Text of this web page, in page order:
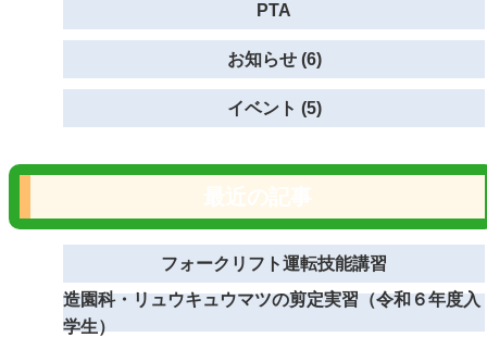
PTA
お知らせ (6)
イベント (5)
フォークリフト運転技能講習
造園科・リュウキュウマツの剪定実習（令和６年度入
学生）